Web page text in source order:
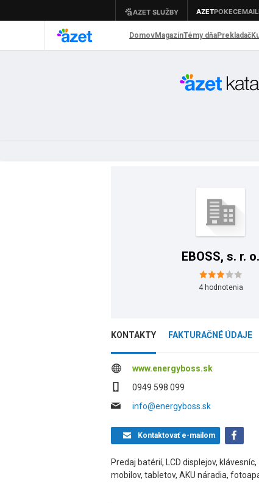
EBOSS, s. r. o.
4hodnotenia
KONTAKTY FAKTURAČNÉ ÚDAJE
www.energyboss.sk
0949 598 099
info@energyboss.sk
Kontaktovaťe-mailom
Predaj batérií, LCD displejov,
mobilov, tabletov, AKU náradia,